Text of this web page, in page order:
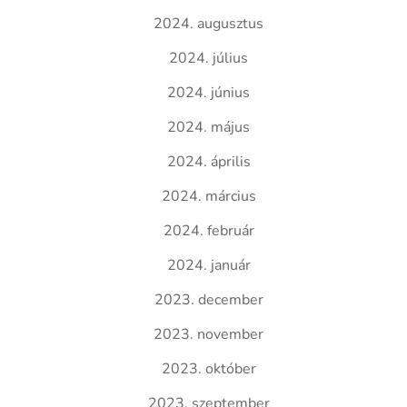
2024. augusztus
2024. július
2024. június
2024. május
2024. április
2024. március
2024. február
2024. január
2023. december
2023. november
2023. október